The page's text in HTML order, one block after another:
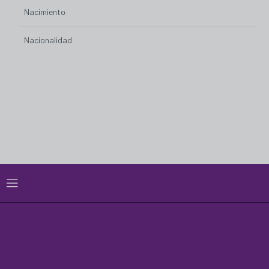
Nacimiento
Nacionalidad